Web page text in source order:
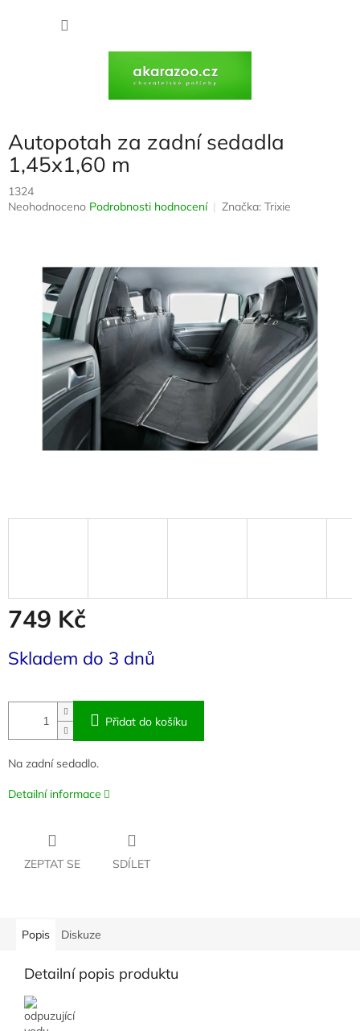
Autopotah za zadní sedadla
1,45x1,60 m
1324
Průměrné
hvězdiček.
Neohodnoceno Podrobnosti hodnocení Značka: Trixie
749 Kč
cena:
Skladem do 3 dnů
Přidat do košíku
Na zadní sedadlo.
Detailní informace
ZEPTAT SE SDÍLET
Popis Diskuze
Detailní popis produktu